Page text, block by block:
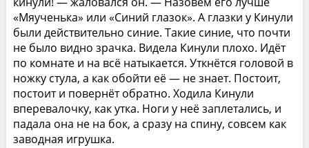
«Мяученька» или «Синий глазок». А глазки у Кинули
были действительно синие. Такие синие, что почти
не было видно зрачка. Видела Кинули плохо. Идёт
по комнате и на всё натыкается. Уткнётся головой в
ножку стула, а как обойти её — не знает. Постоит,
постоит и повернёт обратно. Ходила Кинули
вперевалочку, как утка. Ноги у неё заплетались, и
падала она не на бок, а сразу на спину, совсем как
заводная игрушка.